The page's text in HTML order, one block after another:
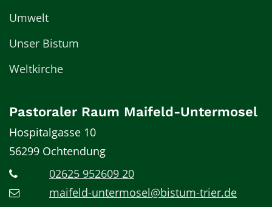
Umwelt
Unser Bistum
Weltkirche
Pastoraler Raum Maifeld-Untermosel
Hospitalgasse 10
56299 Ochtendung
02625 952609 20
maifeld-untermosel@bistum-trier.de